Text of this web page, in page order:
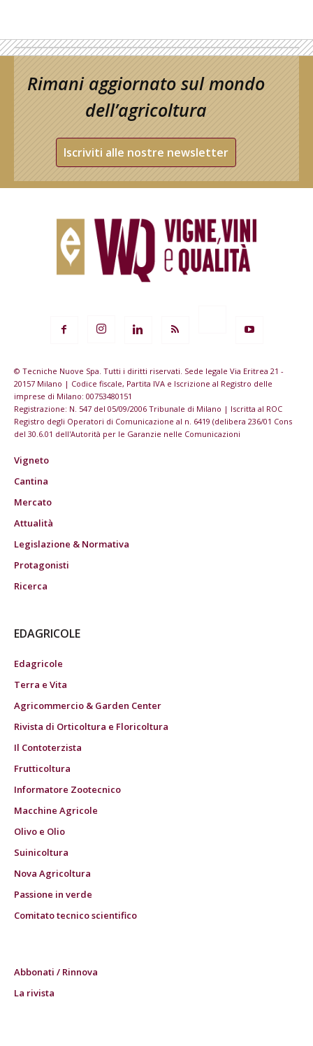
Rimani aggiornato sul mondo
dell’agricoltura
Iscriviti alle nostre newsletter
© Tecniche Nuove Spa. Tutti i diritti riservati. Sede legale Via Eritrea 21 -
20157 Milano | Codice fiscale, Partita IVA e Iscrizione al Registro delle
imprese di Milano: 00753480151
Registrazione: N. 547 del 05/09/2006 Tribunale di Milano | Iscritta al ROC
Registro degli Operatori di Comunicazione al n. 6419 (delibera 236/01 Cons
del 30.6.01 dell'Autorità per le Garanzie nelle Comunicazioni
Vigneto
Cantina
Mercato
Attualità
Legislazione & Normativa
Protagonisti
Ricerca
EDAGRICOLE
Edagricole
Terra e Vita
Agricommercio & Garden Center
Rivista di Orticoltura e Floricoltura
Il Contoterzista
Frutticoltura
Informatore Zootecnico
Macchine Agricole
Olivo e Olio
Suinicoltura
Nova Agricoltura
Passione in verde
Comitato tecnico scientifico
Abbonati / Rinnova
La rivista